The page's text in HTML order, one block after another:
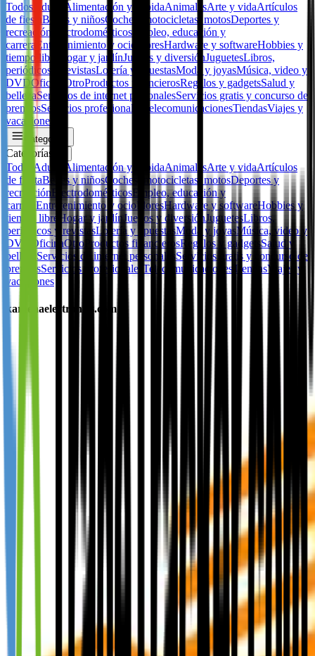
Todos Adulto Alimentación y bebidaAnimalesArte y vidaArtículos
de fiestaBebes y niñosCoches, motocicletas, motosDeportes y
recreación
Electrodomésticos Empleo, educación y
carrera Entretenimiento y ocio FloresHardware y softwareHobbies y
tiempo libre
Hogar y jardínJuegos y diversiónJuguetesLibros,
periódicos y revistasLotería y apuestasModa y joyasMúsica, video y
DVDOficina OtroProductos financierosRegalos y gadgetsSalud y
bellezaServicios de internet personalesServicios gratis y concurso de
premiosServicios profesionales TelecomunicacionesTiendasViajes y
vacaciones
Categorías
Categorías
Todos Adulto Alimentación y bebidaAnimalesArte y vidaArtículos
de fiestaBebes y niñosCoches, motocicletas, motosDeportes y
recreación ElectrodomésticosEmpleo, educación y
carrera Entretenimiento y ocioFloresHardware y softwareHobbies y
tiempo libre Hogar y jardínJuegos y diversiónJuguetesLibros,
periódicos y revistasLotería y apuestasModa y joyasMúsica, video y
DVD
OficinaOtro Productos financierosRegalos y gadgetsSalud y
belleza Servicios de internet personalesServicios gratis y concurso de
premiosServicios profesionales Telecomunicaciones TiendasViajes y
vacaciones
kareenaelectronics.com